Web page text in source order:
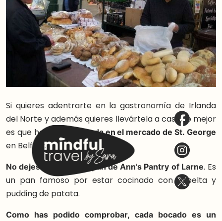
Si quieres adentrarte en la gastronomía de Irlanda
del Norte y además quieres llevártela a casa, lo mejor
es que hagas
una parada en el mercado de St. George
en Belfast.
No dejes de probar el pan de Ann’s Pantry of Larne. Es
un pan famoso por estar cocinado con espelta y
pudding de patata.
Como has podido comprobar, cada bocado es un